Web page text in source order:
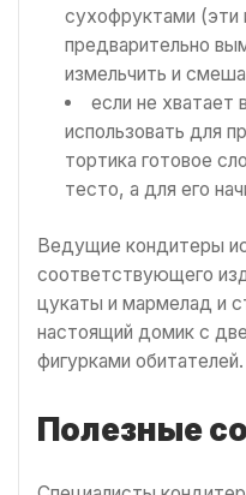
сухофруктами (эти
предварительно
измельчить и
если не
использовать для
тортика готовое
тесто, а для его
Ведущие кондитеры
соответствующего
цукаты и мармелад и
настоящий домик с
фигурками обитателей.
Полезные